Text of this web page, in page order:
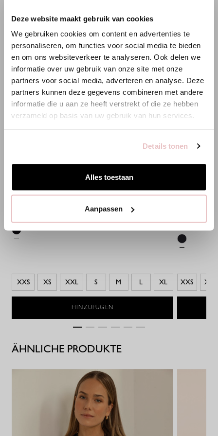
Deze website maakt gebruik van cookies
We gebruiken cookies om content en advertenties te
personaliseren, om functies voor social media te bieden
en om ons websiteverkeer te analyseren. Ook delen we
informatie over uw gebruik van onze site met onze
partners voor social media, adverteren en analyse. Deze
partners kunnen deze gegevens combineren met andere
informatie die u aan ze heeft verstrekt of die ze hebben
verzameld op basis van uw gebruik van hun services.
Details tonen
Alles toestaan
Aanpassen
XXS XS XXL S M L XL
HINZUFÜGEN
89,95 €
XXS XS
ÄHNLICHE PRODUKTE
WILLKOMMEN BEI STUDIO
ANNELOES
Es scheint, dass du uns von einem anderen Land aus
Bist du am richtigen Ort?
Zur niederländischen Seite wechseln